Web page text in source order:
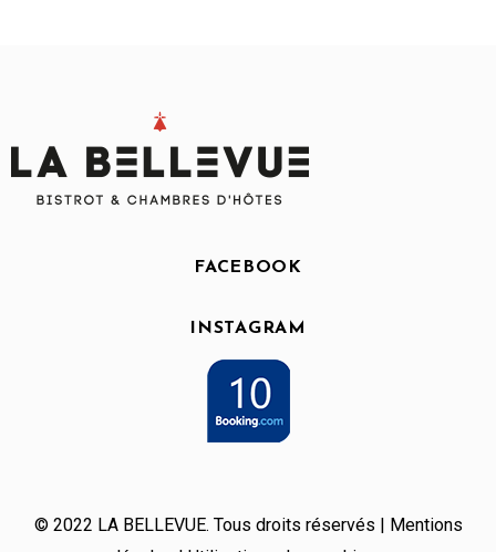
FACEBOOK
INSTAGRAM
© 2022 LA BELLEVUE. Tous droits réservés | Mentions